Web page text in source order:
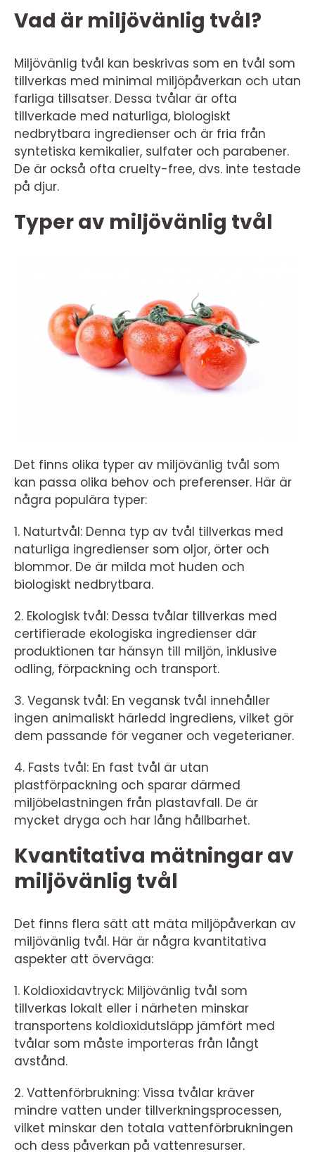
Vad är miljövänlig tvål?
Miljövänlig tvål kan beskrivas som en tvål som
tillverkas med minimal miljöpåverkan och utan
farliga tillsatser. Dessa tvålar är ofta
tillverkade med naturliga, biologiskt
nedbrytbara ingredienser och är fria från
syntetiska kemikalier, sulfater och parabener.
De är också ofta cruelty-free, dvs. inte testade
på djur.
Typer av miljövänlig tvål
Det finns olika typer av miljövänlig tvål som
kan passa olika behov och preferenser. Här är
några populära typer:
1. Naturtvål: Denna typ av tvål tillverkas med
naturliga ingredienser som oljor, örter och
blommor. De är milda mot huden och
biologiskt nedbrytbara.
2. Ekologisk tvål: Dessa tvålar tillverkas med
certifierade ekologiska ingredienser där
produktionen tar hänsyn till miljön, inklusive
odling, förpackning och transport.
3. Vegansk tvål: En vegansk tvål innehåller
ingen animaliskt härledd ingrediens, vilket gör
dem passande för veganer och vegeterianer.
4. Fasts tvål: En fast tvål är utan
plastförpackning och sparar därmed
miljöbelastningen från plastavfall. De är
mycket dryga och har lång hållbarhet.
Kvantitativa mätningar av
miljövänlig tvål
Det finns flera sätt att mäta miljöpåverkan av
miljövänlig tvål. Här är några kvantitativa
aspekter att överväga:
1. Koldioxidavtryck: Miljövänlig tvål som
tillverkas lokalt eller i närheten minskar
transportens koldioxidutsläpp jämfört med
tvålar som måste importeras från långt
avstånd.
2. Vattenförbrukning: Vissa tvålar kräver
mindre vatten under tillverkningsprocessen,
vilket minskar den totala vattenförbrukningen
och dess påverkan på vattenresurser.